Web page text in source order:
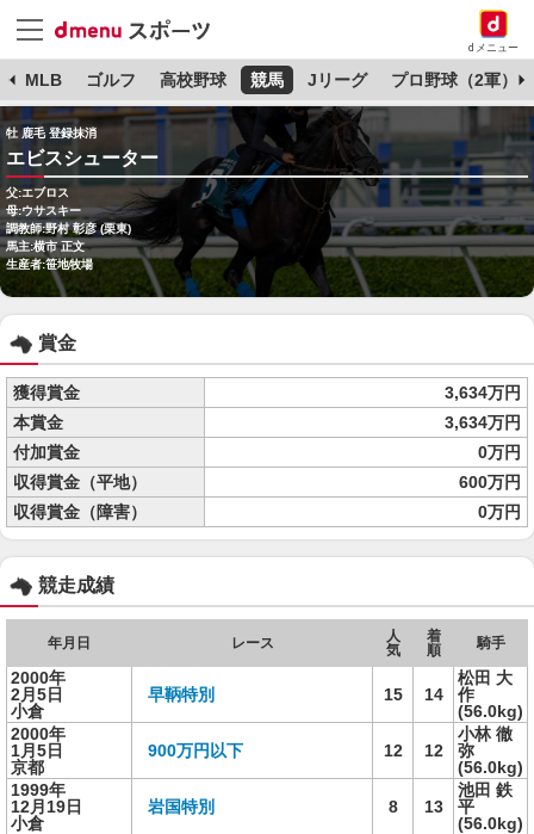
dメニュー
MLB ゴルフ 高校野球 競馬 Jリーグ プロ野球（2軍）
牡 鹿毛 登録抹消
エビスシューター
父:エブロス
母:ウサスキー
調教師:野村 彰彦 (栗東)
馬主:横市 正文
生産者:笹地牧場
賞金
獲得賞金
3,634万円
本賞金
3,634万円
付加賞金
0万円
収得賞金（平地）
600万円
収得賞金（障害）
0万円
競走成績
年月日 レース
人
気
着
順
騎手
2000年
2月5日
小倉
早鞆特別 15 14
松田 大
作
(56.0kg)
2000年
1月5日
京都
900万円以下 12 12
小林 徹
弥
(56.0kg)
1999年
12月19日
小倉
岩国特別 8 13
池田 鉄
平
(56.0kg)